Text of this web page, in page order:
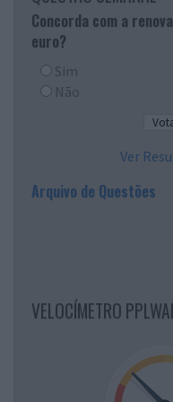
Concorda com a
euro?
Sim
Não
Ver
Arquivo de Questões
VELOCÍMETRO